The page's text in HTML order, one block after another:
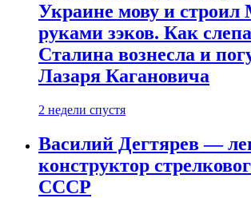
Украине мову и строил
руками зэков. Как
Сталина вознесла и
Лазаря Кагановича
2 недели спустя
Василий Дегтярев —
конструктор
СССР